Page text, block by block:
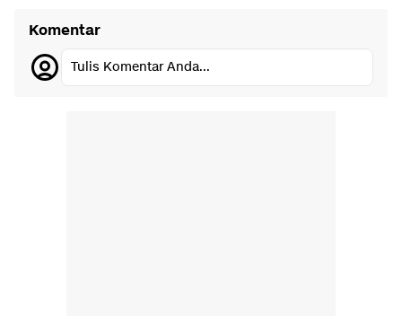
Komentar
Tulis Komentar Anda...